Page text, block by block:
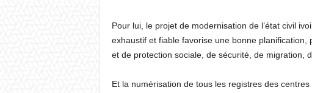
Pour lui, le projet de modernisation de l’état civil
exhaustif et fiable favorise une bonne planification,
et de protection sociale, de sécurité, de migration,
Et la numérisation de tous les registres des